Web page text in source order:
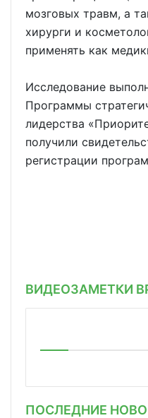
мозговых травм, а
хирурги и
применять как
Исследование
Программы
лидерства
получили
регистрации
ВИДЕОЗАМЕТКИ
ПОСЛЕДНИЕ